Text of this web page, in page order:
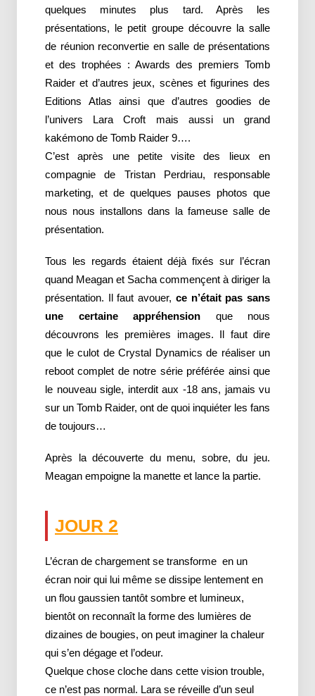
quelques minutes plus tard. Après les
présentations, le petit groupe découvre la salle
de réunion reconvertie en salle de présentations
et des trophées : Awards des premiers Tomb
Raider et d’autres jeux, scènes et figurines des
Editions Atlas ainsi que d’autres goodies de
l’univers Lara Croft mais aussi un grand
kakémono de Tomb Raider 9….
C’est après une petite visite des lieux en
compagnie de Tristan Perdriau, responsable
marketing, et de quelques pauses photos que
nous nous installons dans la fameuse salle de
présentation.
Tous les regards étaient déjà fixés sur l’écran
quand Meagan et Sacha commençent à diriger la
présentation. Il faut avouer, ce n’était pas sans
une certaine appréhension que nous
découvrons les premières images. Il faut dire
que le culot de Crystal Dynamics de réaliser un
reboot complet de notre série préférée ainsi que
le nouveau sigle, interdit aux -18 ans, jamais vu
sur un Tomb Raider, ont de quoi inquiéter les fans
de toujours…
Après la découverte du menu, sobre, du jeu.
Meagan empoigne la manette et lance la partie.
JOUR 2
L’écran de chargement se transforme en un
écran noir qui lui même se dissipe lentement en
un flou gaussien tantôt sombre et lumineux,
bientôt on reconnaît la forme des lumières de
dizaines de bougies, on peut imaginer la chaleur
qui s’en dégage et l’odeur.
Quelque chose cloche dans cette vision trouble,
ce n’est pas normal. Lara se réveille d’un seul